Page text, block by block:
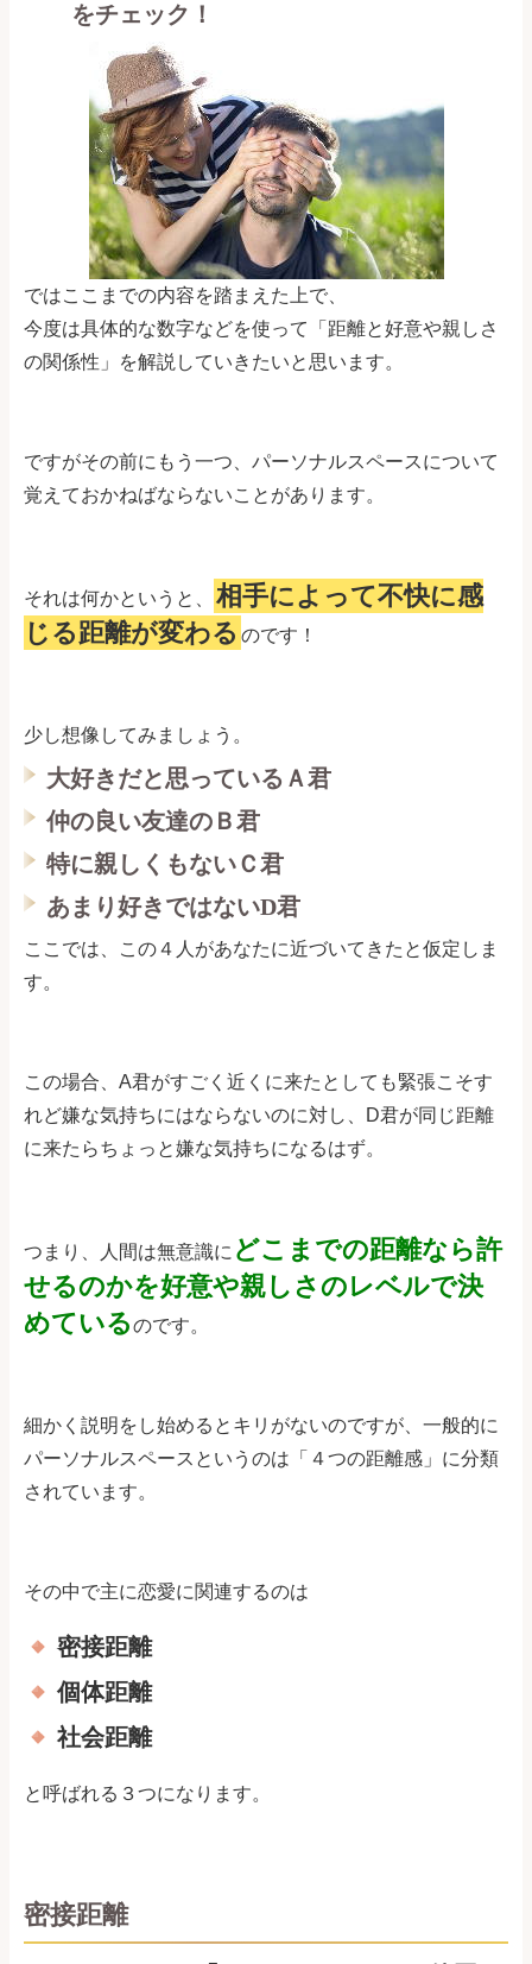
をチェック！
ではここまでの内容を踏まえた上で、
今度は具体的な数字などを使って「距離と好意や親しさ
の関係性」を解説していきたいと思います。
ですがその前にもう一つ、パーソナルスペースについて
覚えておかねばならないことがあります。
それは何かというと、
相手によって不快に感
じる距離が変わる のです！
少し想像してみましょう。
大好きだと思っているＡ君
仲の良い友達のＢ君
特に親しくもないＣ君
あまり好きではないD君
ここでは、この４人があなたに近づいてきたと仮定しま
す。
この場合、A君がすごく近くに来たとしても緊張こそす
れど嫌な気持ちにはならないのに対し、D君が同じ距離
に来たらちょっと嫌な気持ちになるはず。
つまり、人間は無意識に どこまでの距離なら許
せるのかを好意や親しさのレベルで決
めているのです。
細かく説明をし始めるとキリがないのですが、一般的に
パーソナルスペースというのは「４つの距離感」に分類
されています。
その中で主に恋愛に関連するのは
密接距離
個体距離
社会距離
と呼ばれる３つになります。
密接距離